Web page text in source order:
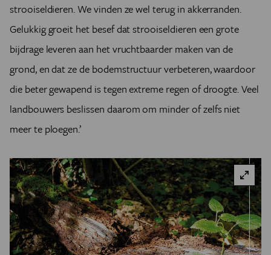
strooiseldieren. We vinden ze wel terug in akkerranden.
Gelukkig groeit het besef dat strooiseldieren een grote
bijdrage leveren aan het vruchtbaarder maken van de
grond, en dat ze de bodemstructuur verbeteren, waardoor
die beter gewapend is tegen extreme regen of droogte. Veel
landbouwers beslissen daarom om minder of zelfs niet
meer te ploegen.’